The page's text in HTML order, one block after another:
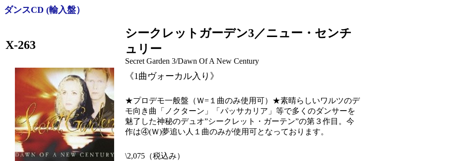
ダンスCD (輸入盤）
X-263
シークレットガーデン3／ニュー・センチ
ュリー
Secret Garden 3/Dawn Of A New Century
《1曲ヴォーカル入り》
★プロデモ一般盤（Ｗ=１曲のみ使用可）★素晴らしいワルツのデ
モ向き曲「ノクターン」「パッサカリア」等で多くのダンサーを
魅了した神秘のデュオ”シークレット・ガーテン”の第３作目。今
作は④(Ｗ)夢追い人１曲のみが使用可となっております。
\2,075（税込み）